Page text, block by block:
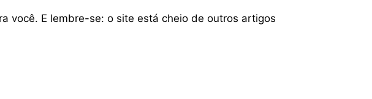
você. E lembre-se: o site está cheio de outros artigos